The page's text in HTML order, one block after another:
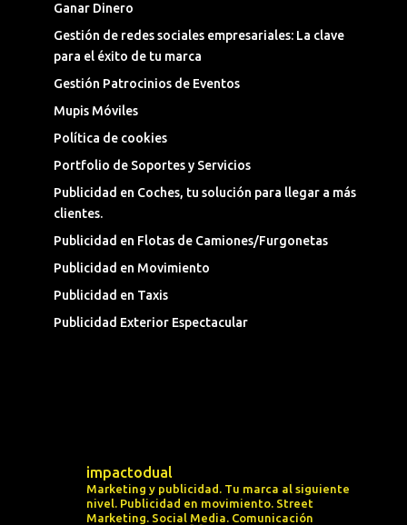
Ganar Dinero
Gestión de redes sociales empresariales: La clave
para el éxito de tu marca
Gestión Patrocinios de Eventos
Mupis Móviles
Política de cookies
Portfolio de Soportes y Servicios
Publicidad en Coches, tu solución para llegar a más
clientes.
Publicidad en Flotas de Camiones/Furgonetas
Publicidad en Movimiento
Publicidad en Taxis
Publicidad Exterior Espectacular
impactodual
Marketing y publicidad. Tu marca al siguiente
nivel. Publicidad en movimiento. Street
Marketing. Social Media. Comunicación